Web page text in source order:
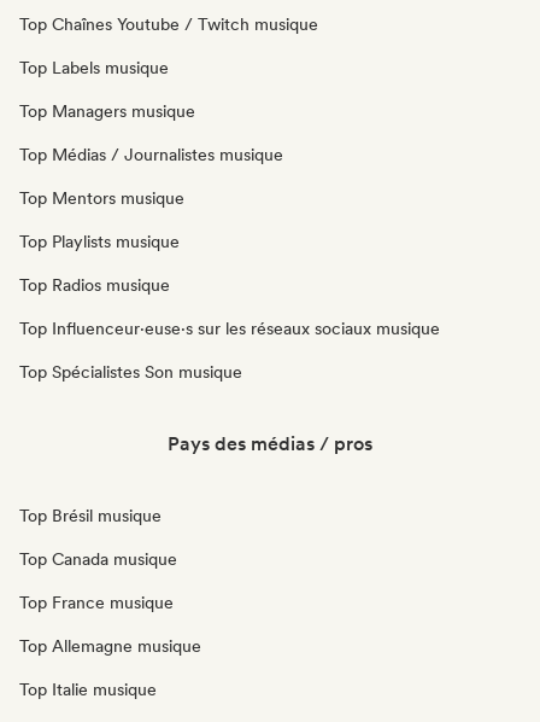
Top Chaînes Youtube / Twitch musique
Top Labels musique
Top Managers musique
Top Médias / Journalistes musique
Top Mentors musique
Top Playlists musique
Top Radios musique
Top Influenceur·euse·s sur les réseaux sociaux musique
Top Spécialistes Son musique
Pays des médias / pros
Top Brésil musique
Top Canada musique
Top France musique
Top Allemagne musique
Top Italie musique